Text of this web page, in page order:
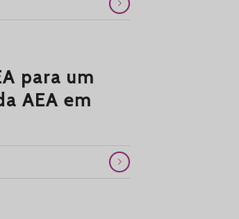
para um
AEA em